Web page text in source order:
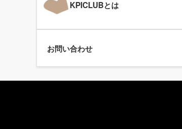
KPICLUBとは
お問い合わせ